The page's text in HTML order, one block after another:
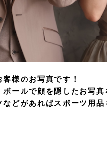
様のお写真です！
ボールで顔を隠したお写
どがあればスポーツ用